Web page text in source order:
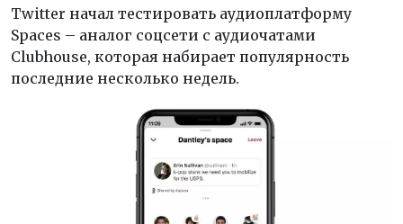
Twitter начал тестировать аудиоплатформу
Spaces – аналог соцсети с аудиочатами
Clubhouse, которая набирает популярность
последние несколько недель.